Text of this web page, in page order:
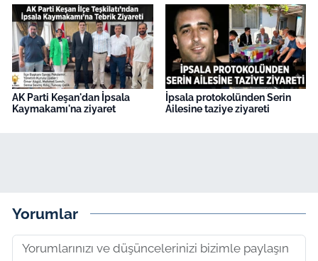
AK Parti Keşan'dan İpsala
Kaymakamı'na ziyaret
İpsala protokolünden Serin
Ailesine taziye ziyareti
Yorumlar